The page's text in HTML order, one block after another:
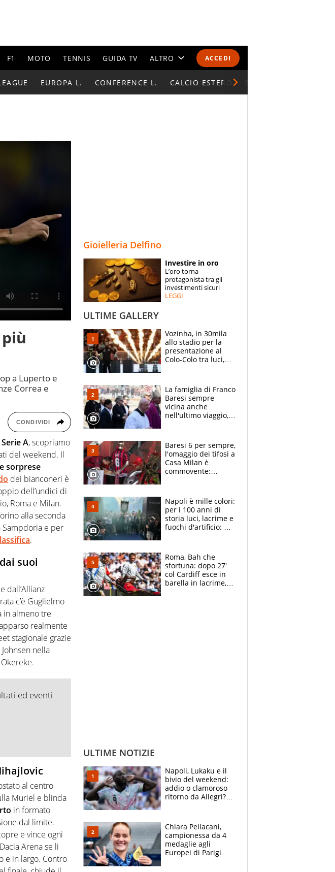
ACCEDI
F1 MOTO TENNIS GUIDA TV ALTRO
CALENDARI E CLASSIFICHE
ESPERTI
CONTATTI
EUROPA L. CONFERENCE L. CALCIO ESTERO
a Luperto e
Correa e
CONDIVIDI
A, scopriamo
del weekend. Il
sorprese
dei bianconeri è
dell’undici di
Roma e Milan.
alla seconda
Sampdoria e per
.
suoi
dall’Allianz
c’è Guglielmo
in almeno tre
realmente
stagionale grazie
nella
ed eventi
al centro
Muriel e blinda
in formato
dal limite.
e vince ogni
Arena se li
e in largo. Contro
Gioielleria Delfino
Investire in oro
L’oro torna
protagonista tra gli
investimenti sicuri
LEGGI
ULTIME GALLERY
Vozinha, in 30mila
allo stadio per la
presentazione al
Colo-Colo tra luci,
La famiglia di Franco
Baresi sempre
vicina anche
nell'ultimo viaggio,
circondati
dall'affetto dei tifosi
Baresi 6 per sempre,
l'omaggio dei tifosi a
Casa Milan è
commovente:
bigliettini
Napoli è mille colori:
per i 100 anni di
storia luci, lacrime e
fuochi d'artificio: De
Roma, Bah che
sfortuna: dopo 27'
col Cardiff esce in
barella in lacrime,
ULTIME NOTIZIE
Napoli, Lukaku e il
bivio del weekend:
addio o clamoroso
ritorno da Allegri?
Chiara Pellacani,
campionessa da 4
medaglie agli
Europei di Parigi